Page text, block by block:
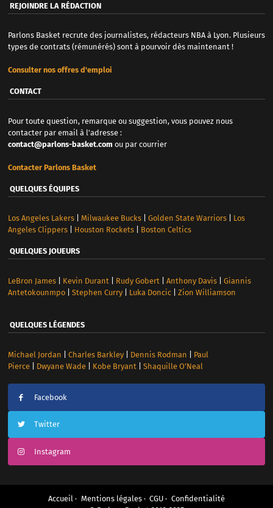
REJOINDRE LA RÉDACTION
Parlons Basket recrute des journalistes, rédacteurs NBA à Lyon. Plusieurs
types de contrats (rémunérés) sont à pourvoir dès maintenant !
Consulter nos offres d'emploi
CONTACT
Pour toute question, remarque ou suggestion, vous pouvez nous
contacter par email à l'adresse :
contact@parlons-basket.com ou par courrier
Contacter Parlons Basket
QUELQUES ÉQUIPES
Los Angeles Lakers| Milwaukee Bucks| Golden State Warriors| Los
Angeles Clippers| Houston Rockets| Boston Celtics
QUELQUES JOUEURS
LeBron James| Kevin Durant Rudy Gobert Anthony Davis| Giannis
Antetokounmpo| Stephen Curry| Luka Doncic| Zion Williamson
QUELQUES LÉGENDES
Michael Jordan Charles Barkley| Dennis Rodman
Paul
Pierce| Dwyane Wade| Kobe Bryant Shaquille O’Neal
Facebook
Twitter
Instagram
Accueil Mentions légales CGU
Confidentialité